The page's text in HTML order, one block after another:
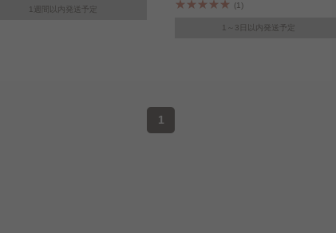
1週間以内発送予定 (1)
1～3日以内発送予定
1